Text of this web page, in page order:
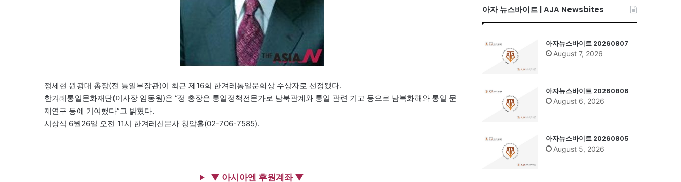
정세현 원광대 총장(전 통일부장관)이 최근 제16회 한겨레통일문화상 수상자로 선정됐다.
한겨레통일문화재단(이사장 임동원)은 “정 총장은 통일정책전문가로 남북관계와 통일 관련 기고 등으로 남북화해와 통일 문
제연구 등에 기여했다”고 밝혔다.
시상식 6월26일 오전 11시 한겨레신문사 청암홀(02-706-7585).
▼ 아시아엔 후원계좌 ▼
아자 뉴스바이트 | AJA Newsbites
아자뉴스바이트 20260807
August 7, 2026
아자뉴스바이트 20260806
August 6, 2026
아자뉴스바이트 20260805
August 5, 2026